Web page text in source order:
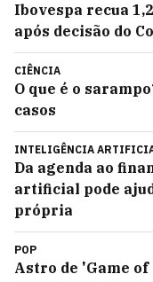
Ibovespa recua
após decisão do
CIÊNCIA
O que é o
casos
INTELIGÊNCIA
Da agenda ao
artificial pode
própria
POP
Astro de 'Game